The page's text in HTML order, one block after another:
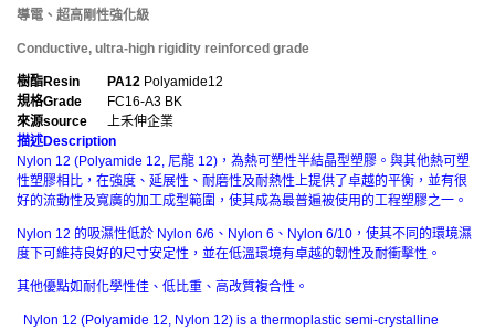
導電、超高剛性強化級
Conductive, ultra-high rigidity reinforced grade
樹酯Resin PA12 Polyamide12
規格Grade
FC16-A3 BK
來源source
上禾伸企業
描述Description
Nylon 12 (Polyamide 12, 尼龍 12)，為熱可塑性半結晶型塑膠。與其他熱可塑
性塑膠相比，在強度、延展性、耐磨性及耐熱性上提供了卓越的平衡，並有很
好的流動性及寬廣的加工成型範圍，使其成為最普遍被使用的工程塑膠之一。
Nylon 12 的吸濕性低於 Nylon 6/6、Nylon 6、Nylon 6/10，使其不同的環境濕
度下可維持良好的尺寸安定性，並在低溫環境有卓越的韌性及耐衝擊性。
其他優點如耐化學性佳、低比重、高改質複合性。
Nylon 12 (Polyamide 12, Nylon 12) is a thermoplastic semi-crystalline